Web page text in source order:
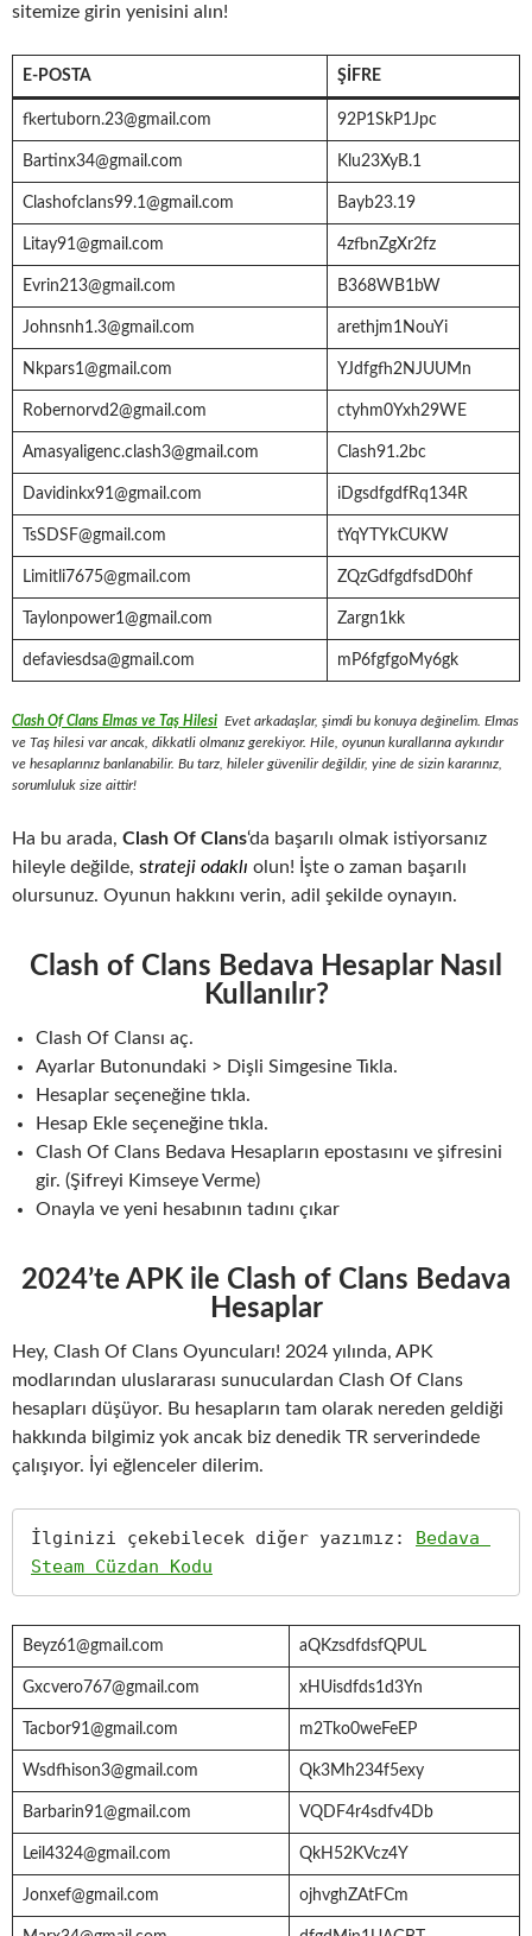
sitemize girin yenisini alın!
E-POSTA ŞIFRE
fkertuborn.23@gmail.com 92P1SkP1Jpc
Bartinx34@gmail.com Klu23XyB.1
Clashofclans99.1@gmail.com Bayb23.19
Litay91@gmail.com 4zfbnZgXr2fz
Evrin213@gmail.com B368WB1bW
Johnsnh1.3@gmail.com arethjm1NouYi
Nkpars1@gmail.com YJdfgfh2NJUUMn
Robernorvd2@gmail.com ctyhm0Yxh29WE
Amasyaligenc.clash3@gmail.com Clash91.2bc
Davidinkx91@gmail.com iDgsdfgdfRq134R
TsSDSF@gmail.com tYqYTYkCUKW
Limitli7675@gmail.com ZQzGdfgdfsdD0hf
Taylonpower1@gmail.com Zargn1kk
defaviesdsa@gmail.com mP6fgfgoMy6gk
Clash Of Clans Elmas ve Taş Hilesi Evet arkadaşlar, şimdi bu konuya değinelim. Elmas
ve Taş hilesi var ancak, dikkatli olmanız gerekiyor. Hile, oyunun kurallarına aykırıdır
ve hesaplarınız banlanabilir. Bu tarz, hileler güvenilir değildir, yine de sizin kararınız,
sorumluluk size aittir!
Ha bu arada, Clash Of Clans‘da başarılı olmak istiyorsanız
hileyle değilde, strateji odaklı olun! İşte o zaman başarılı
olursunuz. Oyunun hakkını verin, adil şekilde oynayın.
Clash of Clans Bedava Hesaplar Nasıl
Kullanılır?
Clash Of Clansı aç.
Ayarlar Butonundaki > Dişli Simgesine Tıkla.
Hesaplar seçeneğine tıkla.
Hesap Ekle seçeneğine tıkla.
Clash Of Clans Bedava Hesapların epostasını ve şifresini
gir. (Şifreyi Kimseye Verme)
Onayla ve yeni hesabının tadını çıkar
2024’te APK ile Clash of Clans Bedava
Hesaplar
Hey, Clash Of Clans Oyuncuları! 2024 yılında, APK
modlarından uluslararası sunuculardan Clash Of Clans
hesapları düşüyor. Bu hesapların tam olarak nereden geldiği
hakkında bilgimiz yok ancak biz denedik TR serverindede
çalışıyor. İyi eğlenceler dilerim.
İlginizi çekebilecek diğer yazımız: Bedava
Steam Cüzdan Kodu
Beyz61@gmail.com aQKzsdfdsfQPUL
Gxcvero767@gmail.com xHUisdfds1d3Yn
Tacbor91@gmail.com m2Tko0weFeEP
Wsdfhison3@gmail.com Qk3Mh234f5exy
Barbarin91@gmail.com VQDF4r4sdfv4Db
Leil4324@gmail.com QkH52KVcz4Y
Jonxef@gmail.com ojhvghZAtFCm